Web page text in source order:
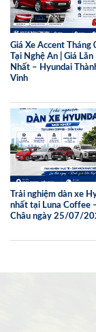
Giá Xe Accent
Tại Nghệ An | Giá
Nhất – Hyundai
Vinh
Trải nghiệm dàn xe
nhất tại Luna Coffee
Châu ngày 25/07/